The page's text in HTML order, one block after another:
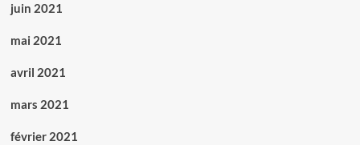
juin 2021
mai 2021
avril 2021
mars 2021
février 2021